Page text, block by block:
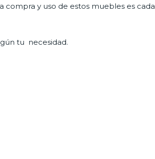
compra y uso de estos muebles es cada
tu necesidad.